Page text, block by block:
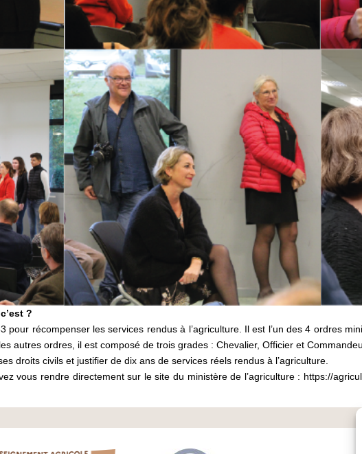
?
pour récompenser les services rendus à l’agriculture. Il est l’un des 4 ordres
autres ordres, il est composé de trois grades : Chevalier, Officier et
droits civils et justifier de dix ans de services réels rendus à l’agriculture.
vous rendre directement sur le site du ministère de l’agriculture : https://